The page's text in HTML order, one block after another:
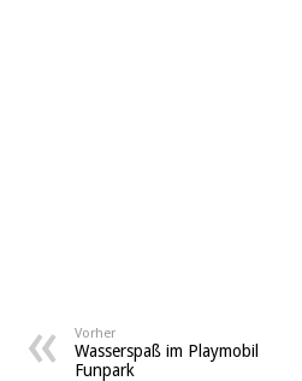
Vorher
Wasserspaß im Playmobil
Funpark